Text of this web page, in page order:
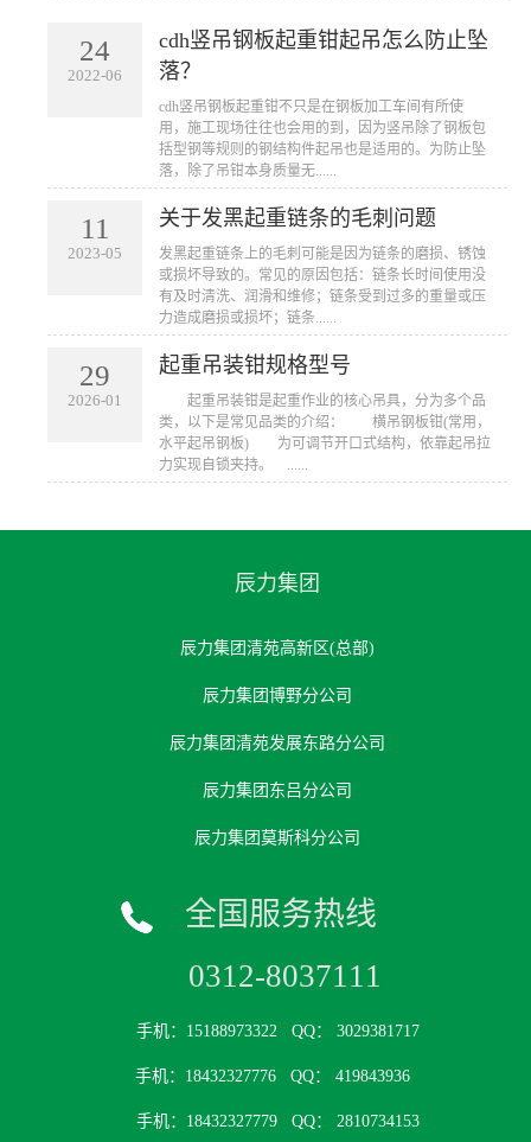
24
2022-06
cdh竖吊钢板起重钳起吊怎么防止坠
落？
cdh竖吊钢板起重钳不只是在钢板加工车间有所使
用，施工现场往往也会用的到，因为竖吊除了钢板包
括型钢等规则的钢结构件起吊也是适用的。为防止坠
落，除了吊钳本身质量无......
11
2023-05
关于发黑起重链条的毛刺问题
发黑起重链条上的毛刺可能是因为链条的磨损、锈蚀
或损坏导致的。常见的原因包括：链条长时间使用没
有及时清洗、润滑和维修；链条受到过多的重量或压
力造成磨损或损坏；链条......
29
2026-01
起重吊装钳规格型号
起重吊装钳是起重作业的核心吊具，分为多个品
类，以下是常见品类的介绍： 横吊钢板钳(常用，
水平起吊钢板) 为可调节开口式结构，依靠起吊拉
力实现自锁夹持。 ......
辰力集团
辰力集团清苑高新区(总部)
辰力集团博野分公司
辰力集团清苑发展东路分公司
辰力集团东吕分公司
辰力集团莫斯科分公司
全国服务热线
0312-8037111
手机：15188973322 QQ： 3029381717
手机：18432327776 QQ： 419843936
手机：18432327779QQ： 2810734153